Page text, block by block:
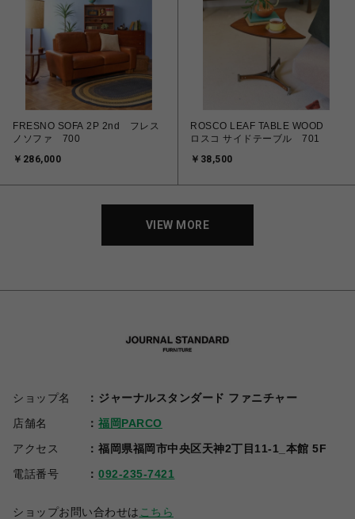
FRESNO SOFA 2P 2nd フレス
ノソファ 700
￥286,000
ROSCO LEAF TABLE WOOD
ロスコ サイドテーブル 701
￥38,500
VIEW MORE
ショップ名
ジャーナルスタンダード ファニチャー
店舗名
福岡PARCO
アクセス
福岡県福岡市中央区天神2丁目11-1_本館 5F
電話番号
092-235-7421
ショップお問い合わせは こちら